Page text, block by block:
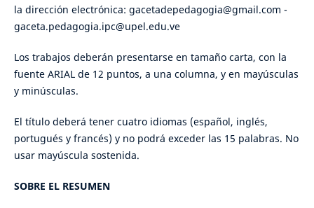
la dirección electrónica: gacetadepedagogia@gmail.com -
gaceta.pedagogia.ipc@upel.edu.ve
Los trabajos deberán presentarse en tamaño carta, con la
fuente ARIAL de 12 puntos, a una columna, y en mayúsculas
y minúsculas.
El título deberá tener cuatro idiomas (español, inglés,
portugués y francés) y no podrá exceder las 15 palabras. No
usar mayúscula sostenida.
SOBRE EL RESUMEN